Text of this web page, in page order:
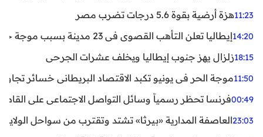
11:23هزة أرضية بقوة 5.6 درجات تضرب مصر
14:20إيطاليا تعلن التأهب القصوى في 23 مدينة بسبب موجة حر شديدة
18:15زلزال يهز جنوب إيطاليا ويخلف عشرات الجرحى
11:50موجة الحر في يونيو تكبد الاقتصاد البريطاني خسائر تجاوزت 1.5 مليار
00:49فرنسا تحظر رسمياً وسائل التواصل الاجتماعي على القاصرين
23:03العاصفة المدارية «بيرثا» تشتد وتقترب من سواحل